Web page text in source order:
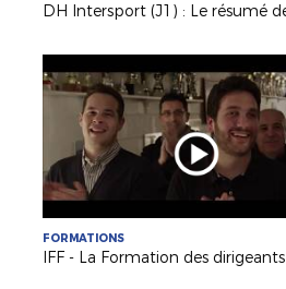
FORMATIONS
IFF - La Formation des dirigeants